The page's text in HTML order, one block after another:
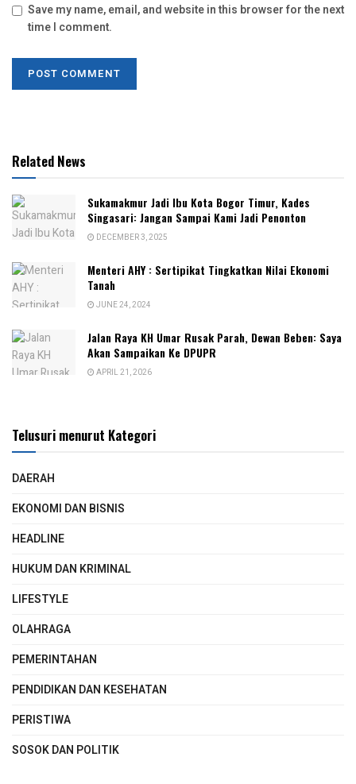
Save my name, email, and website in this browser for the next
time I comment.
Related News
Sukamakmur Jadi Ibu Kota Bogor Timur, Kades
Singasari: Jangan Sampai Kami Jadi Penonton
DECEMBER 3, 2025
Menteri AHY : Sertipikat Tingkatkan Nilai Ekonomi
Tanah
JUNE 24, 2024
Jalan Raya KH Umar Rusak Parah, Dewan Beben: Saya
Akan Sampaikan Ke DPUPR
APRIL 21, 2026
Telusuri menurut Kategori
DAERAH
EKONOMI DAN BISNIS
HEADLINE
HUKUM DAN KRIMINAL
LIFESTYLE
OLAHRAGA
PEMERINTAHAN
PENDIDIKAN DAN KESEHATAN
PERISTIWA
SOSOK DAN POLITIK